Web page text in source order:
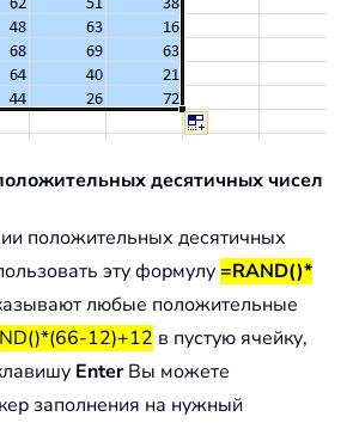
десятичных чисел
положительных десятичных
эту формулу=RAND()*
любые положительные
12)+12 в пустую ячейку,
EnterВы можете
заполнения на нужный